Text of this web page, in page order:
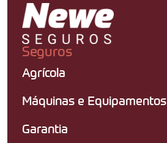
Seguros
Agrícola
Máquinas e Equipamentos
Garantia